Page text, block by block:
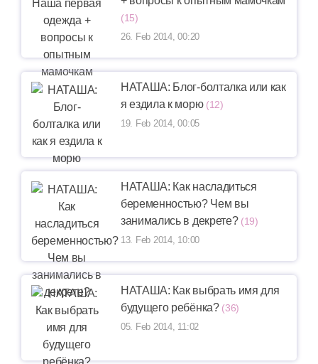
(15)
26. Feb 2014, 00:20
НАТАША: Блог-болталка или как
я ездила к морю (12)
19. Feb 2014, 00:05
НАТАША: Как насладиться
беременностью? Чем вы
занимались в декрете? (19)
13. Feb 2014, 10:00
НАТАША: Как выбрать имя для
будущего ребёнка? (36)
05. Feb 2014, 11:02